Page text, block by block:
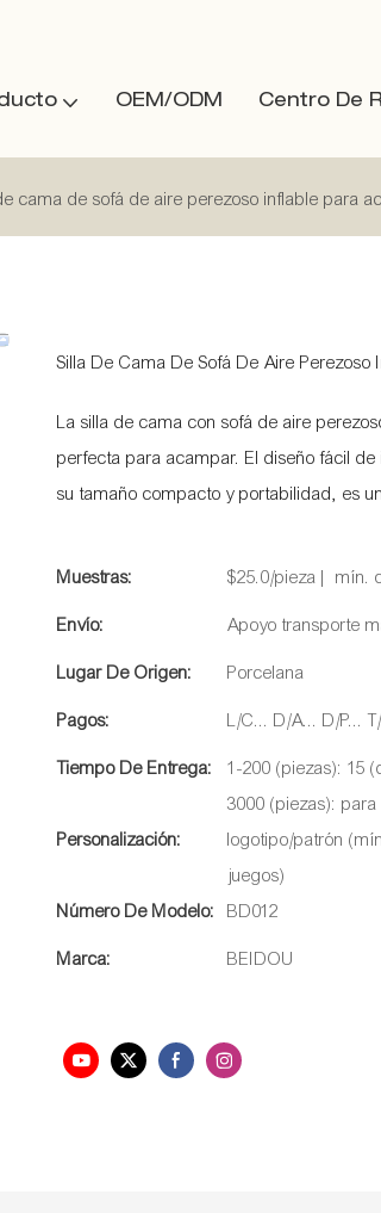
OEM/ODM Centro De
cama de sofá de aire perezoso inflable para
Silla De Cama De Sofá De Aire
La silla de cama con sofá de aire
perfecta para acampar. El diseño fácil
su tamaño compacto y portabilidad, es
Muestras: $25.0/pieza | mín.
Envío: Apoyo transporte
Lugar De Origen: Porcelana
Pagos: L/C... D/A... D/P...
Tiempo De Entrega:
1-200 (piezas): 15
3000 (piezas):
Personalización:
logotipo/patrón
juegos)
Número De Modelo:
BD012
Marca: BEIDOU